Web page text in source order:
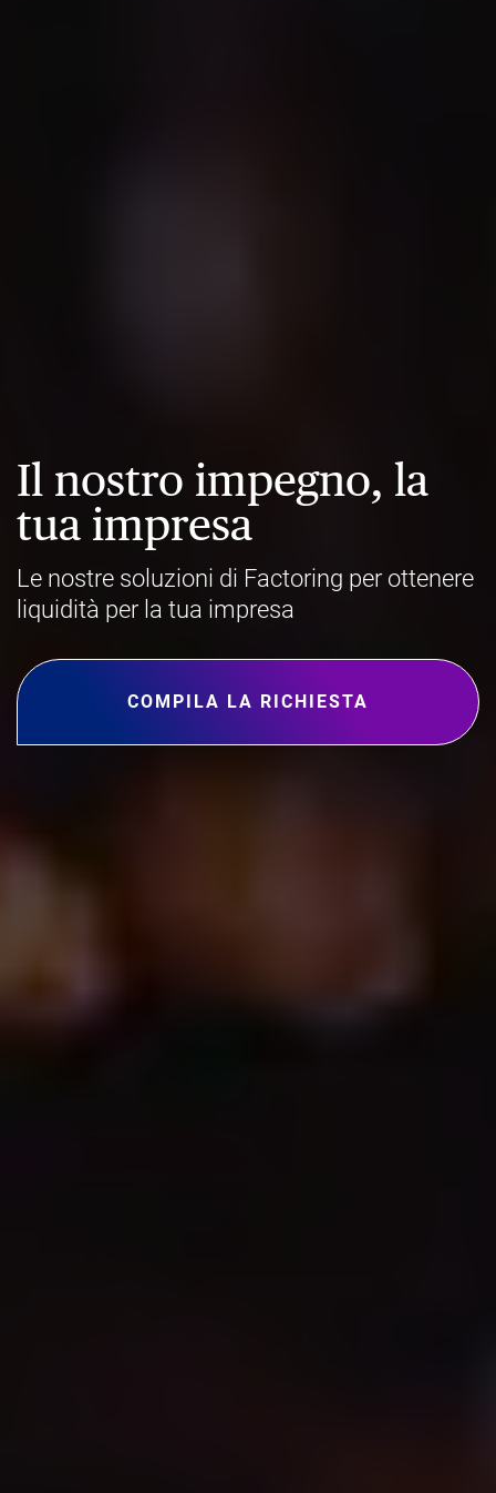
Il nostro impegno, la
tua impresa
Le nostre soluzioni di Factoring per ottenere
liquidità per la tua impresa
COMPILA LA RICHIESTA